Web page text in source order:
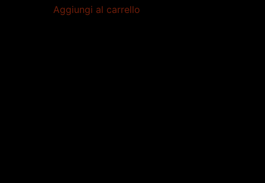
Aggiungi al carrello